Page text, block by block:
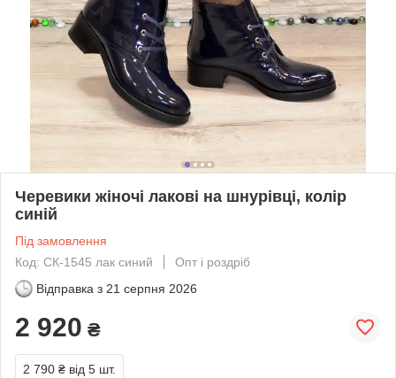
Черевики жіночі лакові на шнурівці, колір
синій
Під замовлення
Код: СК-1545 лак синий
Опт і роздріб
Відправка з 21 серпня 2026
2 920 ₴
2 790 ₴ від 5 шт.